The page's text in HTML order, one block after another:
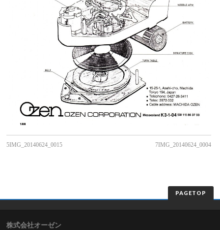
5IMG_20140624_0015 7IMG_20140624_0004
PAGETOP
株式会社オーゼン